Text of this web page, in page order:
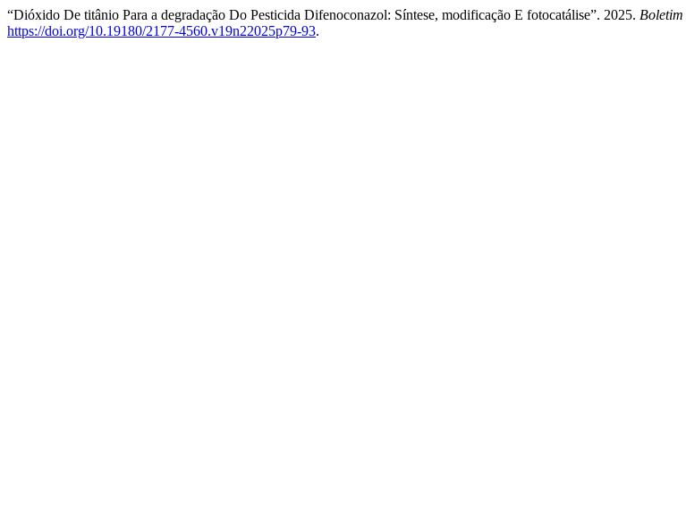
“Dióxido De titânio Para a degradação Do Pesticida Difenoconazol: Síntese, modificação E fotocatálise”. 2025.
https://doi.org/10.19180/2177-4560.v19n22025p79-93.